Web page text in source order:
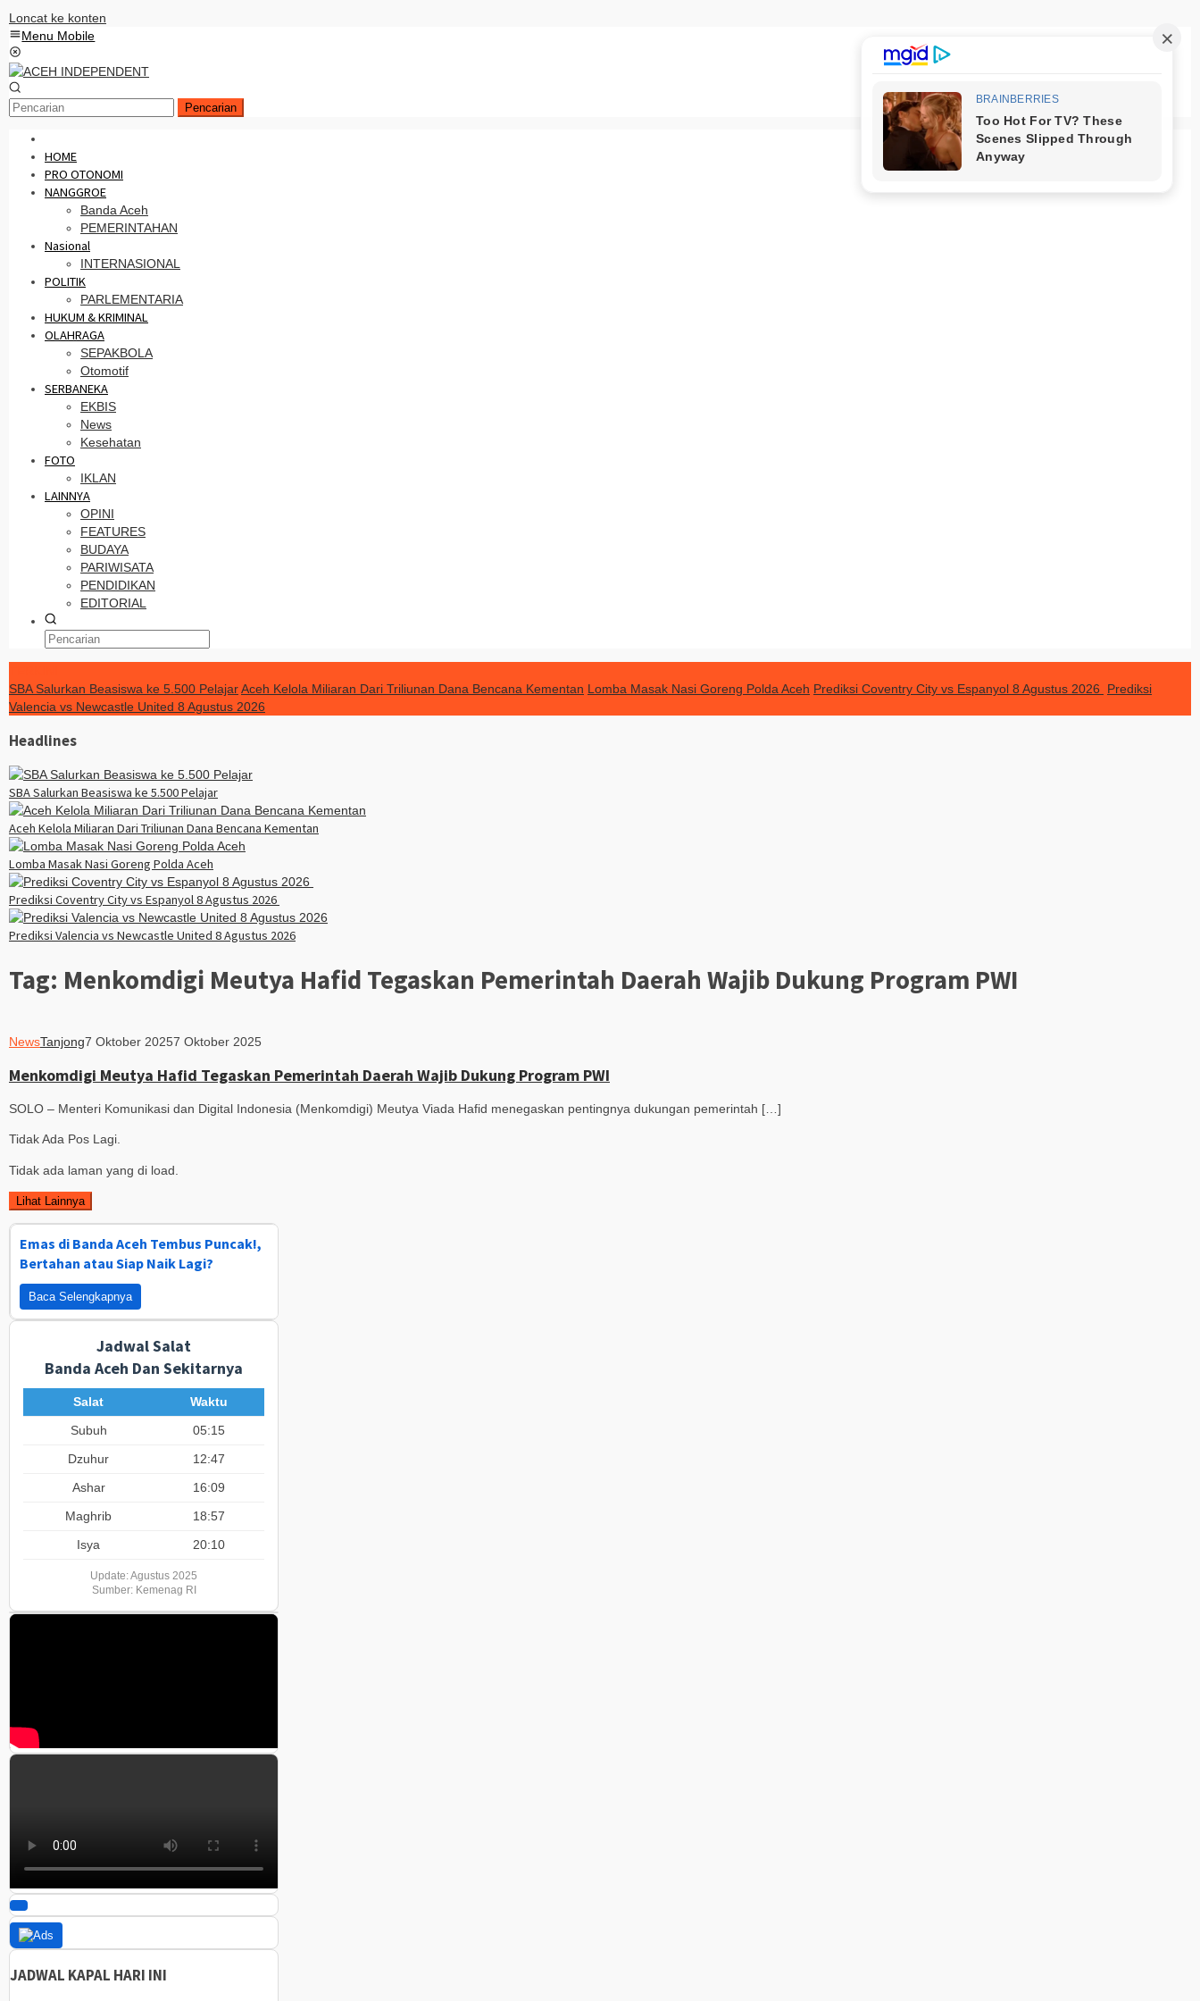
Loncat ke konten
Menu Mobile
Pencarian
HOME
PRO OTONOMI
NANGGROE
Banda Aceh
PEMERINTAHAN
Nasional
INTERNASIONAL
POLITIK
PARLEMENTARIA
HUKUM & KRIMINAL
OLAHRAGA
SEPAKBOLA
Otomotif
SERBANEKA
EKBIS
News
Kesehatan
FOTO
IKLAN
LAINNYA
OPINI
FEATURES
BUDAYA
PARIWISATA
PENDIDIKAN
EDITORIAL
SBA Salurkan Beasiswa ke 5.500 PelajarAceh Kelola Miliaran Dari Triliunan Dana Bencana Kementan Lomba Masak Nasi Goreng Polda Aceh Prediksi Coventry City vs Espanyol 8 Agustus 2026
Prediksi
Valencia vs Newcastle United 8 Agustus 2026
Headlines
SBA Salurkan Beasiswa ke 5.500 Pelajar
Aceh Kelola Miliaran Dari Triliunan Dana Bencana Kementan
Lomba Masak Nasi Goreng Polda Aceh
Prediksi Coventry City vs Espanyol 8 Agustus 2026
Prediksi Valencia vs Newcastle United 8 Agustus 2026
Tag: Menkomdigi Meutya Hafid Tegaskan Pemerintah Daerah Wajib Dukung Program PWI
NewsTanjong7 Oktober 20257 Oktober 2025
Menkomdigi Meutya Hafid Tegaskan Pemerintah Daerah Wajib Dukung Program PWI
SOLO – Menteri Komunikasi dan Digital Indonesia (Menkomdigi) Meutya Viada Hafid menegaskan pentingnya dukungan pemerintah […]
Tidak Ada Pos Lagi.
Tidak ada laman yang di load.
Lihat Lainnya
Emas di Banda Aceh Tembus Puncak!,
Bertahan atau Siap Naik Lagi?
Baca Selengkapnya
Jadwal Salat
Banda Aceh Dan Sekitarnya
Salat
Waktu
Subuh
05:15
Dzuhur
12:47
Ashar
16:09
Maghrib
18:57
Isya
20:10
Update: Agustus 2025
Sumber: Kemenag RI
JADWAL KAPAL HARI INI